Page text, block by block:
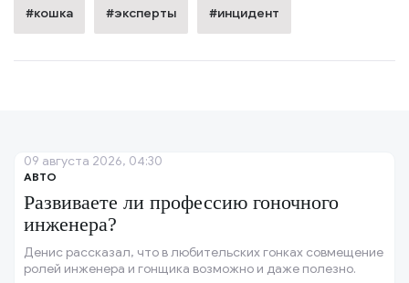
#кошка #эксперты #инцидент
АВТО
Развиваете ли профессию гоночного
инженера?
Денис рассказал, что в любительских гонках совмещение
ролей инженера и гонщика возможно и даже полезно.
09 августа 2026, 04:30